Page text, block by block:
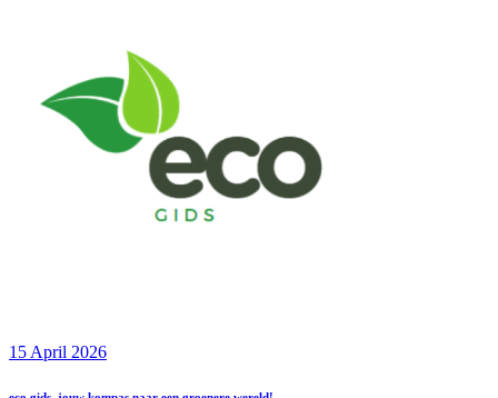
15 April 2026